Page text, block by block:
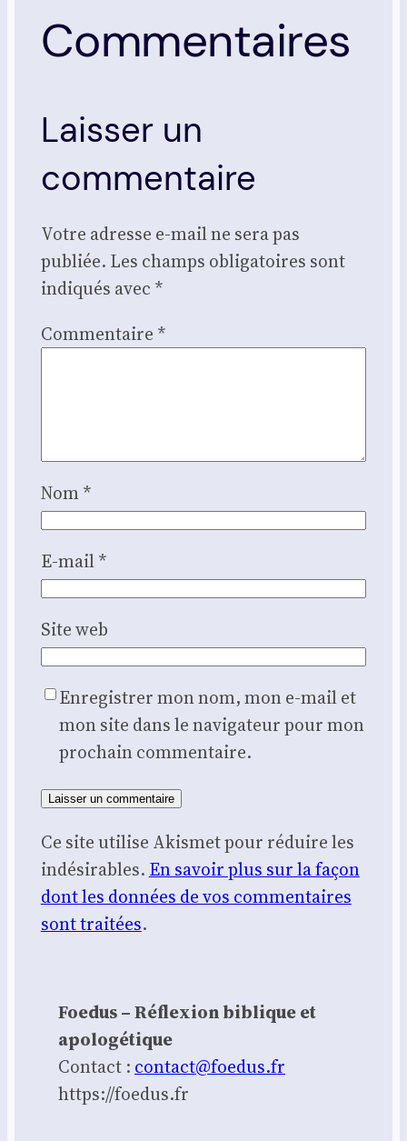
Commentaires
Laisser un
commentaire
Votre adresse e-mail ne sera pas
publiée. Les champs obligatoires sont
indiqués avec *
Commentaire *
Nom*
E-mail*
Site web
Enregistrer mon nom, mon e-mail et
mon site dans le navigateur pour mon
prochain commentaire.
Ce site utilise Akismet pour réduire les
indésirables. En savoir plus sur la façon
dont les données de vos commentaires
sont traitées.
Foedus – Réflexion biblique et
apologétique
Contact : contact@foedus.fr
https://foedus.fr⁠